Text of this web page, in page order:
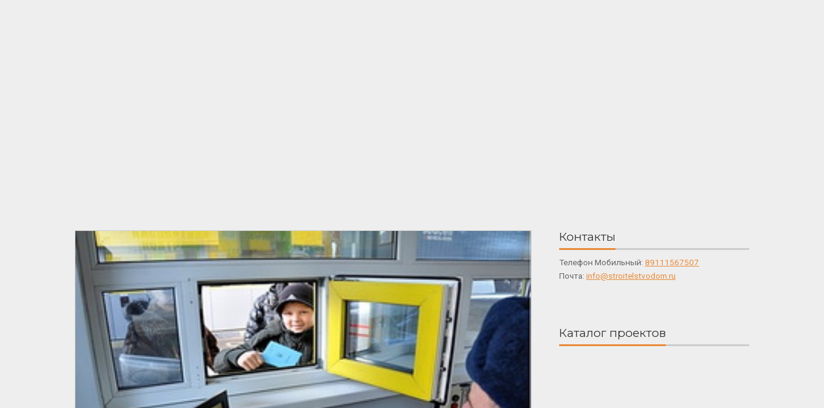
Контакты
Телефон Мобильный: 89111567507
Почта: info@stroitelstvodom.ru
Каталог проектов